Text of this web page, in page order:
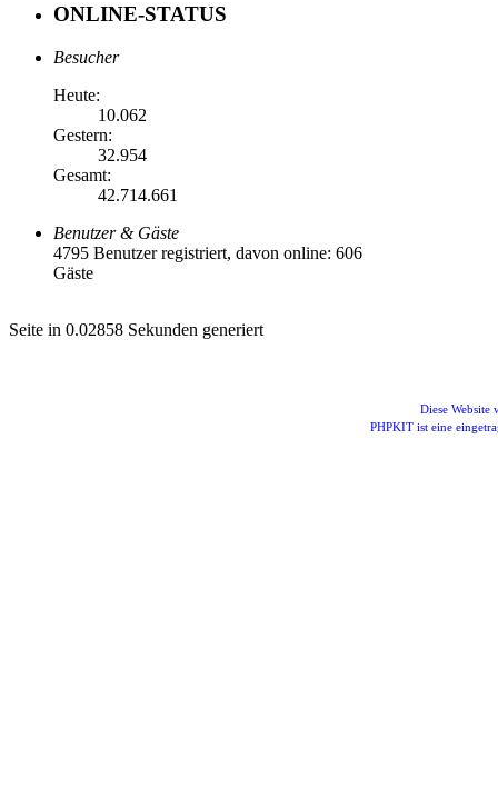
ONLINE-STATUS
Besucher
Heute:
10.062
Gestern:
32.954
Gesamt:
42.714.661
Benutzer & Gäste
4795 Benutzer registriert, davon online: 606
Gäste
Seite in 0.02858 Sekunden generiert
Diese Website
PHPKIT ist eine